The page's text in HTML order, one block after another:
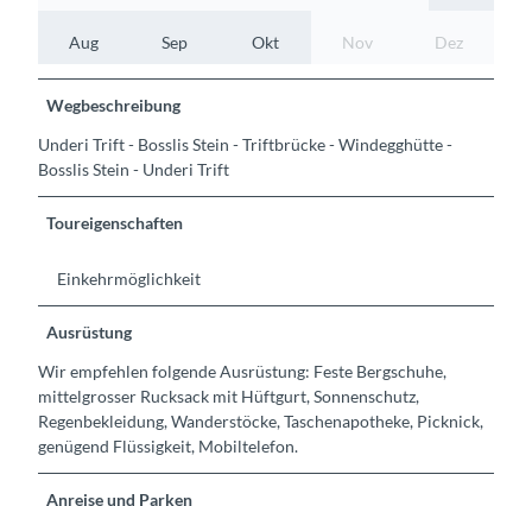
Aug Sep Okt Nov Dez
Wegbeschreibung
Underi Trift - Bosslis Stein - Triftbrücke - Windegghütte -
Bosslis Stein - Underi Trift
Toureigenschaften
Einkehrmöglichkeit
Ausrüstung
Wir empfehlen folgende Ausrüstung: Feste Bergschuhe,
mittelgrosser Rucksack mit Hüftgurt, Sonnenschutz,
Regenbekleidung, Wanderstöcke, Taschenapotheke, Picknick,
genügend Flüssigkeit, Mobiltelefon.
Anreise und Parken